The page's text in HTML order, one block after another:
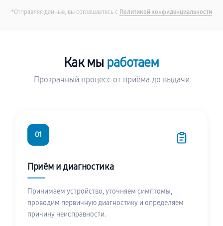
*Отправляя данные, вы соглашаетесь с Политикой конфиденциальности
Как мы работаем
Прозрачный процесс от приёма до выдачи
01
Приём и диагностика
Принимаем устройство, уточняем симптомы,
проводим первичную диагностику и определяем
причину неисправности.